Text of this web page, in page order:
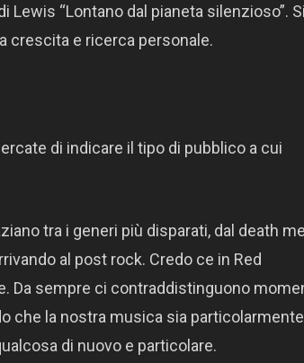
“Lontano dal pianeta silenzioso”.
crescita e ricerca personale.
di indicare il tipo di pubblico a cui
tra i generi più disparati, dal death
al post rock. Credo ce in Red
Da sempre ci contraddistinguono
che la nostra musica sia particolarmente
di nuovo e particolare.